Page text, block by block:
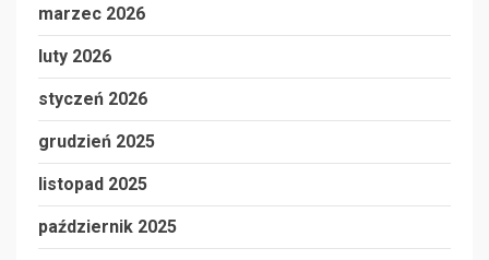
marzec 2026
luty 2026
styczeń 2026
grudzień 2025
listopad 2025
październik 2025